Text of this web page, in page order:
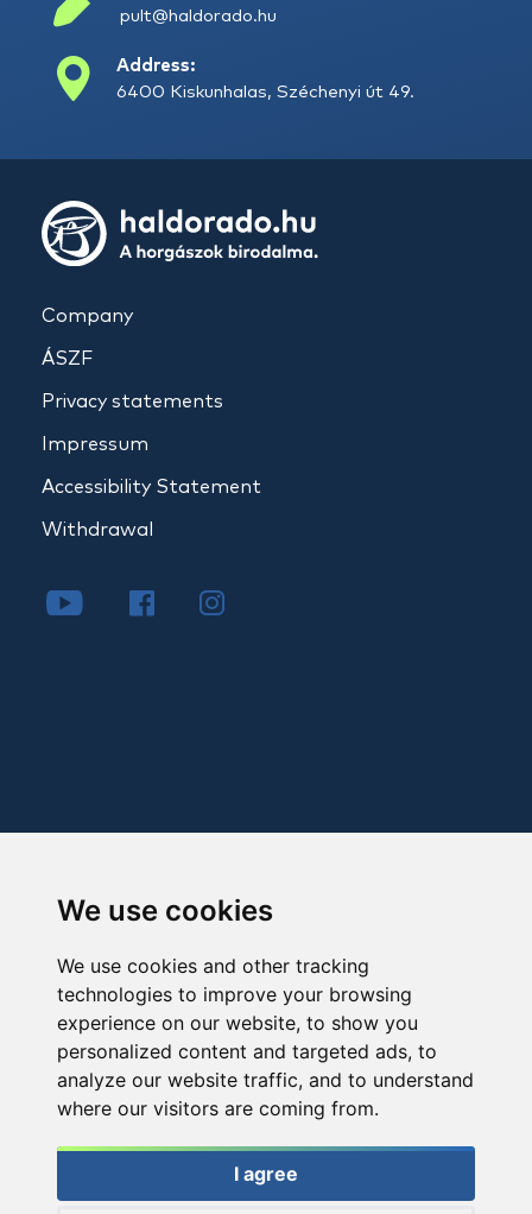
We use cookies
We use cookies and other tracking
technologies to improve your browsing
experience on our website, to show you
personalized content and targeted ads, to
analyze our website traffic, and to understand
where our visitors are coming from.
I agree
pult@haldorado.hu
Address:
6400 Kiskunhalas, Széchenyi út 49.
Company
ÁSZF
Privacy statements
Impressum
Accessibility Statement
Withdrawal